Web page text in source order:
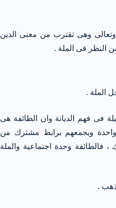
وتعالى وهى تقترب من معنى الدين
النظر فى الملة .
الملة .
فى فهم الديانة وان الطائفة هى
ويجمعهم برابط مشترك من
فالطائفة وحدة اجتماعية والملة
.